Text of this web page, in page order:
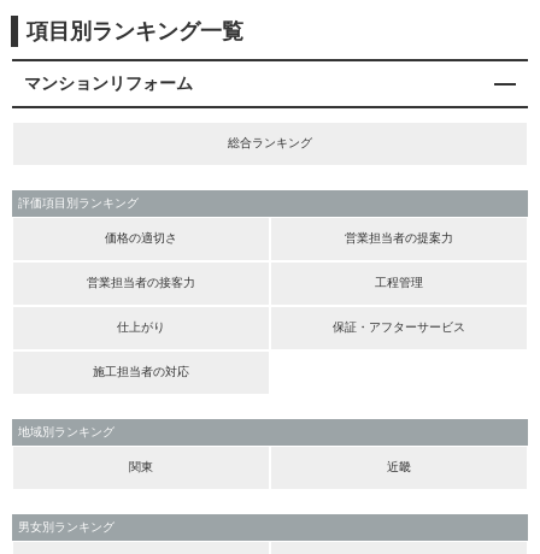
項目別ランキング一覧
マンションリフォーム
総合ランキング
評価項目別ランキング
価格の適切さ 営業担当者の提案力
営業担当者の接客力 工程管理
仕上がり 保証・アフターサービス
施工担当者の対応
地域別ランキング
関東 近畿
男女別ランキング